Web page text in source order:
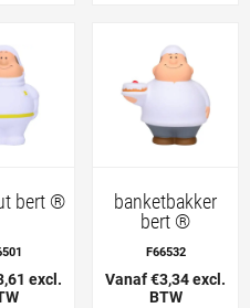
bert ®
excl.
banketbakker
bert ®
F66532
Vanaf €3,34 excl.
BTW